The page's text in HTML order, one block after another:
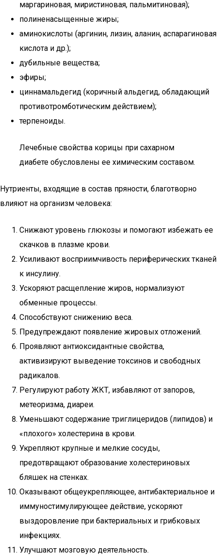
маргариновая, миристиновая, пальмитиновая);
полиненасыщенные жиры;
аминокислоты (аргинин, лизин, аланин, аспарагиновая
кислота и др.);
дубильные вещества;
эфиры;
циннамальдегид (коричный альдегид, обладающий
противотромботическим действием);
терпеноиды.
Лечебные свойства корицы при сахарном
диабете обусловлены ее химическим составом.
Нутриенты, входящие в состав пряности, благотворно
влияют на организм человека:
Снижают уровень глюкозы и помогают избежать ее
скачков в плазме крови.
Усиливают восприимчивость периферических тканей
к инсулину.
Ускоряют расщепление жиров, нормализуют
обменные процессы.
Способствуют снижению веса.
Предупреждают появление жировых отложений.
Проявляют антиоксидантные свойства,
активизируют выведение токсинов и свободных
радикалов.
Регулируют работу ЖКТ, избавляют от запоров,
метеоризма, диареи.
Уменьшают содержание триглицеридов (липидов) и
«плохого» холестерина в крови.
Укрепляют крупные и мелкие сосуды,
предотвращают образование холестериновых
бляшек на стенках.
Оказывают общеукрепляющее, антибактериальное и
иммуностимулирующее действие, ускоряют
выздоровление при бактериальных и грибковых
инфекциях.
Улучшают мозговую деятельность.